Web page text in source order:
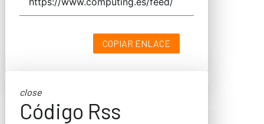
COPIAR ENLACE
close
Código Rss